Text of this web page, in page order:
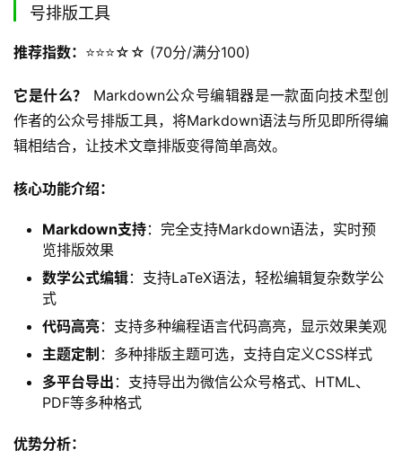
号排版工具
推荐指数： ⭐️⭐️⭐️☆☆ (70分/满分100)
它是什么？
Markdown公众号编辑器是一款面向技术型创
作者的公众号排版工具，将Markdown语法与所见即所得编
辑相结合，让技术文章排版变得简单高效。
核心功能介绍：
Markdown支持：完全支持Markdown语法，实时预
览排版效果
数学公式编辑：支持LaTeX语法，轻松编辑复杂数学公
式
代码高亮：支持多种编程语言代码高亮，显示效果美观
主题定制 ：多种排版主题可选，支持自定义CSS样式
多平台导出 ：支持导出为微信公众号格式、HTML、
PDF等多种格式
优势分析：